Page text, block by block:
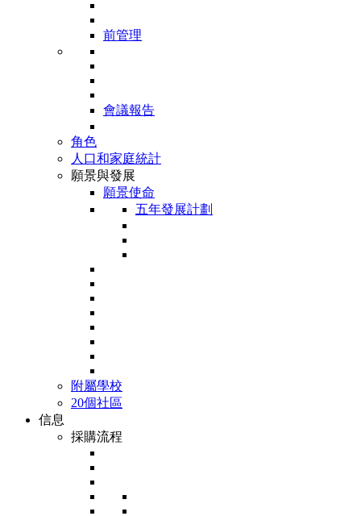
前管理
會議報告
角色
人口和家庭統計
願景與發展
願景使命
五年發展計劃
附屬學校
20個社區
信息
採購流程